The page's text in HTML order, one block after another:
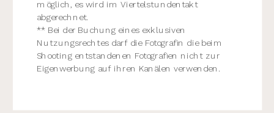
möglich, es wird im Viertelstundentakt
abgerechnet.
** Bei der Buchung eines exklusiven
Nutzungsrechtes darf die Fotografin die beim
Shooting entstandenen Fotografien nicht zur
Eigenwerbung auf ihren Kanälen verwenden.